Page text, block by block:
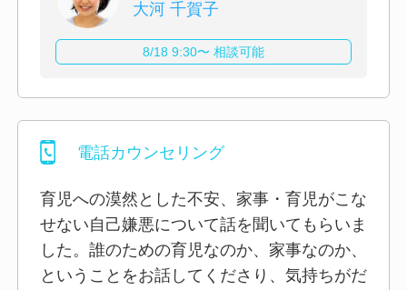
大河 千賀子
8/18 9:30〜 相談可能
電話カウンセリング
育児への漠然とした不安、家事・育児がこな
せない自己嫌悪について話を聞いてもらいま
した。誰のための育児なのか、家事なのか、
ということをお話してくださり、気持ちがだ